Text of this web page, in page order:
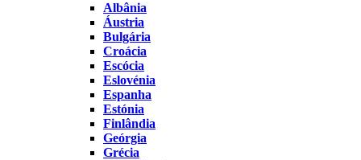
Albânia
Áustria
Bulgária
Croácia
Escócia
Eslovénia
Espanha
Estónia
Finlândia
Geórgia
Grécia